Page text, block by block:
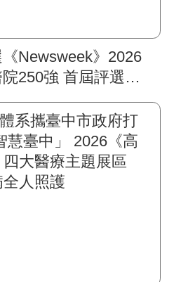
Newsweek》2026
250強 首屆評選即